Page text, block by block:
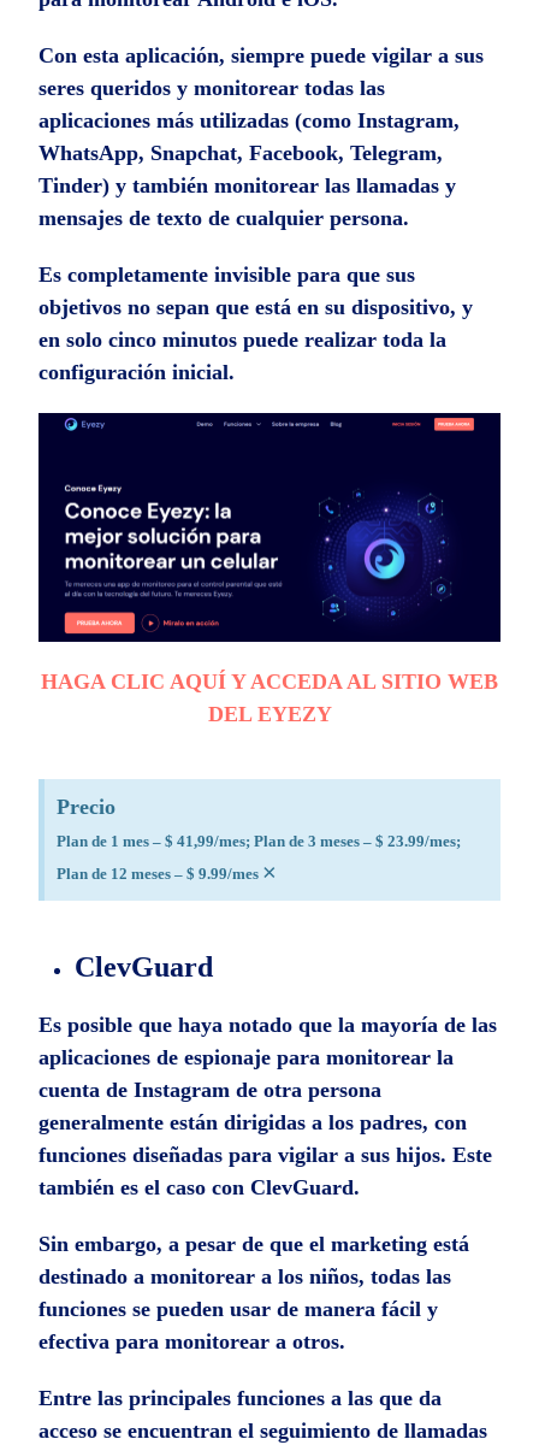
Con esta aplicación, siempre puede vigilar a sus
seres queridos y monitorear todas las
aplicaciones más utilizadas (como Instagram,
WhatsApp, Snapchat, Facebook, Telegram,
Tinder) y también monitorear las llamadas y
mensajes de texto de cualquier persona.
Es completamente invisible para que sus
objetivos no sepan que está en su dispositivo, y
en solo cinco minutos puede realizar toda la
configuración inicial.
HAGA CLIC AQUÍ Y ACCEDA AL SITIO WEB
DEL EYEZY
Precio
Plan de 1 mes – $ 41,99/mes; Plan de 3 meses – $ 23.99/mes;
Plan de 12 meses – $ 9.99/mes ×
ClevGuard
Es posible que haya notado que la mayoría de las
aplicaciones de espionaje para monitorear la
cuenta de Instagram de otra persona
generalmente están dirigidas a los padres, con
funciones diseñadas para vigilar a sus hijos. Este
también es el caso con ClevGuard.
Sin embargo, a pesar de que el marketing está
destinado a monitorear a los niños, todas las
funciones se pueden usar de manera fácil y
efectiva para monitorear a otros.
Entre las principales funciones a las que da
acceso se encuentran el seguimiento de llamadas